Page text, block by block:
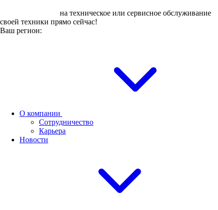
на техническое или сервисное обслуживание
своей техники прямо сейчас!
Ваш регион:
О компании
Сотрудничество
Карьера
Новости